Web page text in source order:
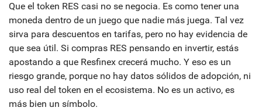
Que el token RES casi no se negocia. Es como tener una
moneda dentro de un juego que nadie más juega. Tal vez
sirva para descuentos en tarifas, pero no hay evidencia de
que sea útil. Si compras RES pensando en invertir, estás
apostando a que Resfinex crecerá mucho. Y eso es un
riesgo grande, porque no hay datos sólidos de adopción, ni
uso real del token en el ecosistema. No es un activo, es
más bien un símbolo.